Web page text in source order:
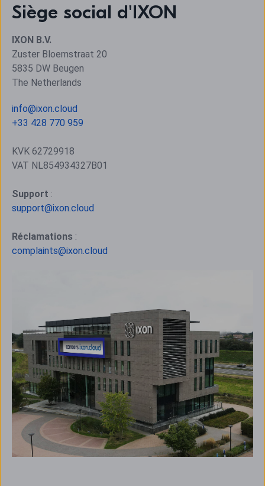
Siège social d'IXON
IXON B.V.
Zuster Bloemstraat 20
5835 DW Beugen
The Netherlands
info@ixon.cloud
+33 428 770 959
KVK 62729918
VAT NL854934327B01
Support :
support@ixon.cloud
Réclamations :
complaints@ixon.cloud